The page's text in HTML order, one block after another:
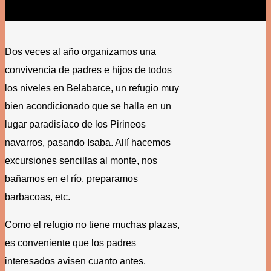
Dos veces al año organizamos una
convivencia de padres e hijos de todos
los niveles en Belabarce, un refugio muy
bien acondicionado que se halla en un
lugar paradisíaco de los Pirineos
navarros, pasando Isaba. Allí hacemos
excursiones sencillas al monte, nos
bañamos en el río, preparamos
barbacoas, etc.
Como el refugio no tiene muchas plazas,
es conveniente que los padres
interesados avisen cuanto antes.